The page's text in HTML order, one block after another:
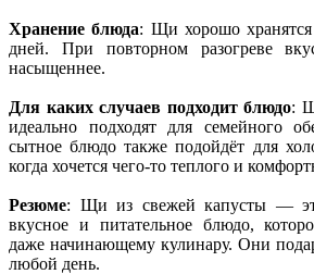
Хранение блюда: Щи хорошо
дней. При повторном разогреве
насыщеннее.
Для каких случаев подходит блюдо:
идеально подходят для семейного
сытное блюдо также подойдёт для
когда хочется чего-то теплого и
Резюме: Щи из свежей капусты —
вкусное и питательное блюдо,
даже начинающему кулинару. Они
любой день.